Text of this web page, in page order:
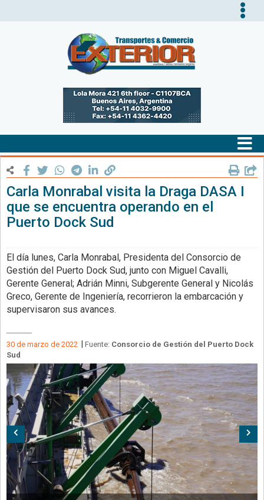
Carla Monrabal visita la Draga DASA I
que se encuentra operando en el
Puerto Dock Sud
El día lunes, Carla Monrabal, Presidenta del Consorcio de
Gestión del Puerto Dock Sud, junto con Miguel Cavalli,
Gerente General; Adrián Minni, Subgerente General y Nicolás
Greco, Gerente de Ingeniería, recorrieron la embarcación y
supervisaron sus avances.
30 de marzo de 2022 Fuente: Consorcio de Gestión del Puerto Dock
Sud
Anterior